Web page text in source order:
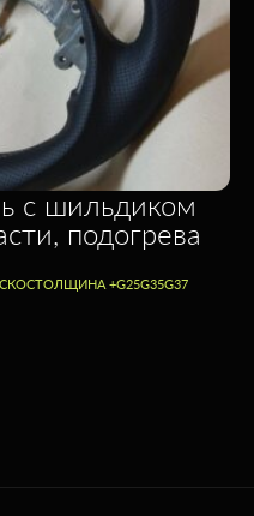
с шильдиком
подогрева
ТОЛЩИНА +G25G35G37